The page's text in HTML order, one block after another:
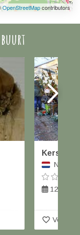
OpenStreetMapcontributors
12
favorite_border Voeg